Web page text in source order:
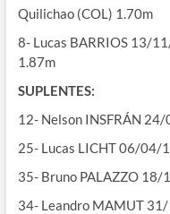
Quilichao (COL) 1.70m
8- Lucas BARRIOS 13/
1.87m
SUPLENTES:
12- Nelson INSFRÁN
25- Lucas LICHT 06/04/
35- Bruno PALAZZO
34- Leandro MAMUT